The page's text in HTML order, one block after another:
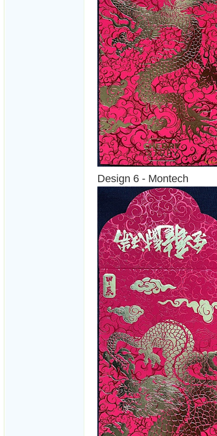
Design 6 - Montech